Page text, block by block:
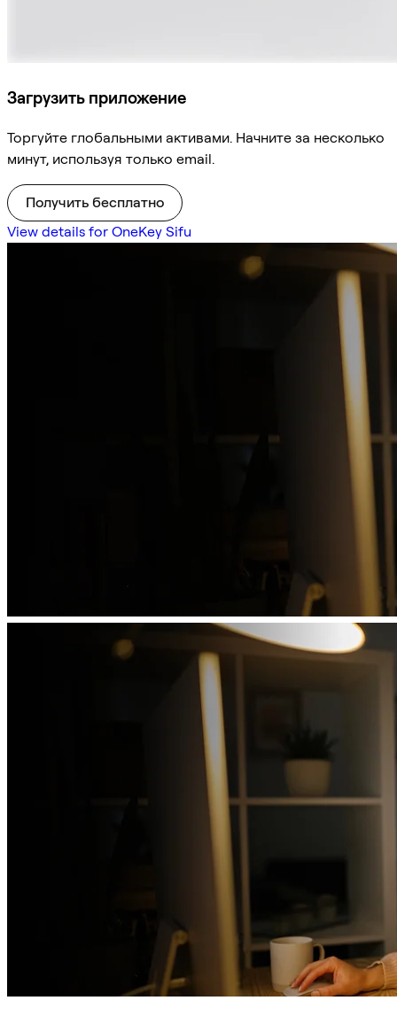
Загрузить приложение
Торгуйте глобальными активами. Начните за несколько
минут, используя только email.
Получить бесплатно
View details for OneKey Sifu